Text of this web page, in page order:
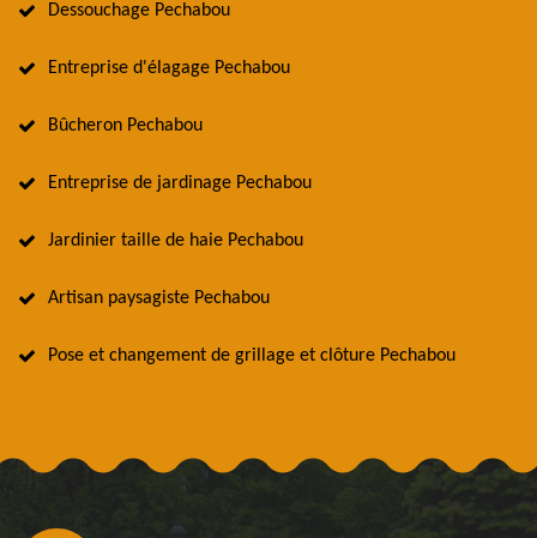
Dessouchage Pechabou
Entreprise d'élagage Pechabou
Bûcheron Pechabou
Entreprise de jardinage Pechabou
Jardinier taille de haie Pechabou
Artisan paysagiste Pechabou
Pose et changement de grillage et clôture Pechabou